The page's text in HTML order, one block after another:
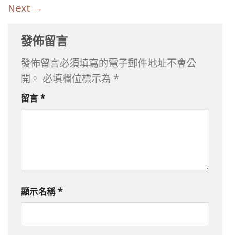
Next →
發佈留言
發佈留言必須填寫的電子郵件地址不會公
開。 必填欄位標示為 *
留言*
顯示名稱*